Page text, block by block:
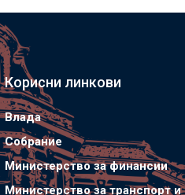
Корисни линкови
Влада
Собрание
Министерство за финансии
Министерство за транспорт и